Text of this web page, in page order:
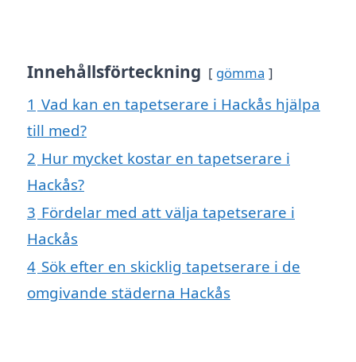
Innehållsförteckning gömma
1 Vad kan en tapetserare i Hackås hjälpa
till med?
2 Hur mycket kostar en tapetserare i
Hackås?
3 Fördelar med att välja tapetserare i
Hackås
4 Sök efter en skicklig tapetserare i de
omgivande städerna Hackås